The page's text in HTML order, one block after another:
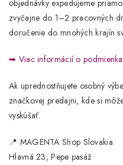
objednávky expedujeme
zvyčajne do 1–2 pracovných
doručenie do mnohých krajín
➡ Viac informácií o
Ak uprednostňujete osobný
značkovej predajni, kde si
vyskúšať.
📍 MAGENTA Shop Slovakia
Hlavná 23, Pepe pasáž